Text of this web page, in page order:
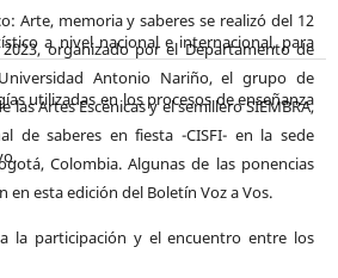
a nivel nacional e internacional, para
utilizadas en los procesos de enseñanza
a la participación y el encuentro entre los
Arte, memoria y saberes se realizó del 12
organizado por el Departamento de
Antonio Nariño, el grupo de
las Artes Escénicas y el semillero SIEMBRA,
de saberes en fiesta -CISFI- en la sede
Colombia. Algunas de las ponencias
en esta edición del Boletín Voz a Vos.